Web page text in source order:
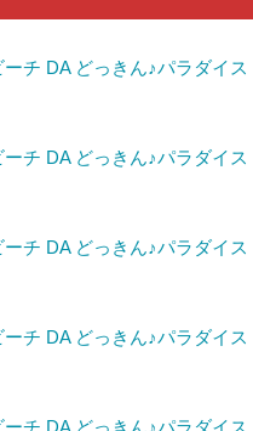
チ DA どっきん♪パラダイス
チ DA どっきん♪パラダイス
チ DA どっきん♪パラダイス
チ DA どっきん♪パラダイス